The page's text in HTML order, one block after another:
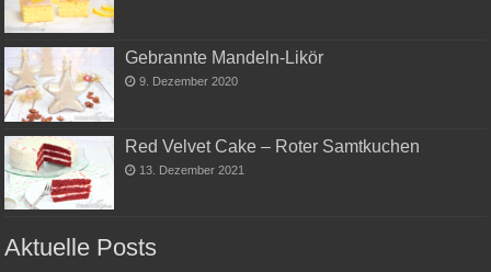
Gebrannte Mandeln-Likör
9. Dezember 2020
Red Velvet Cake – Roter Samtkuchen
13. Dezember 2021
Aktuelle Posts